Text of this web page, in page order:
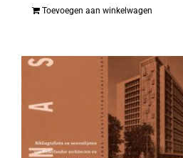
Toevoegen aan winkelwagen